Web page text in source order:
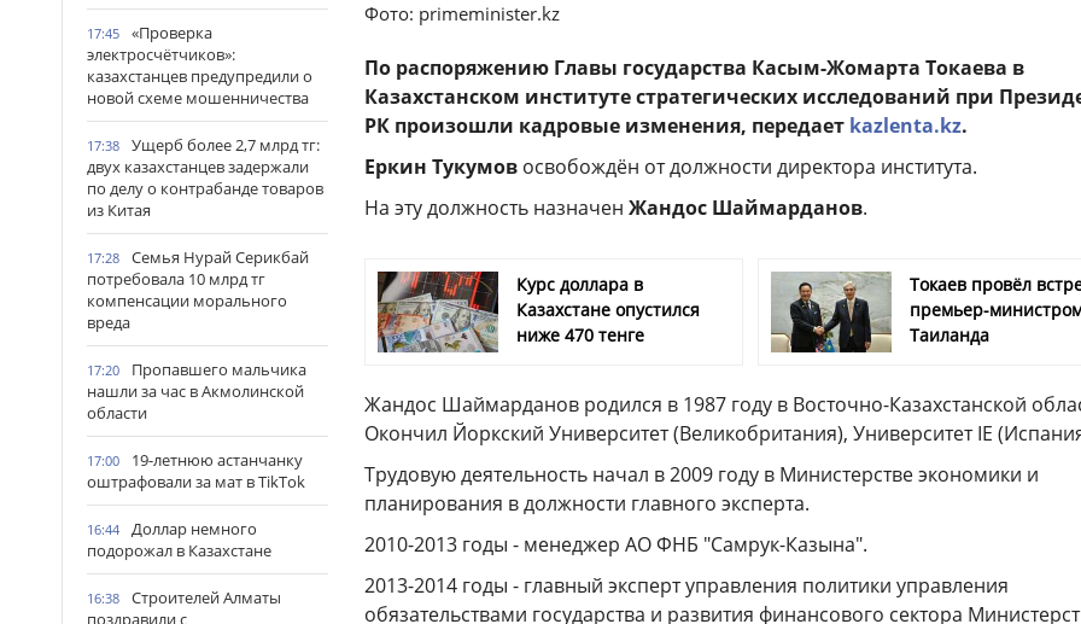
17:45
«Проверка
электросчётчиков»:
казахстанцев предупредили о
новой схеме мошенничества
17:38
Ущерб более 2,7 млрд тг:
двух казахстанцев задержали
по делу о контрабанде товаров
из Китая
17:28
Семья Нурай Серикбай
потребовала 10 млрд тг
компенсации морального
вреда
17:20
Пропавшего мальчика
нашли за час в Акмолинской
области
17:00
19-летнюю астанчанку
оштрафовали за мат в TikTok
16:44
Доллар немного
подорожал в Казахстане
16:38
Строителей Алматы
поздравили с
Фото: primeminister.kz
По распоряжению Главы государства Касым-Жомарта Токаева в
Казахстанском институте стратегических исследований при
РК произошли кадровые изменения, передает kazlenta.kz.
Еркин Тукумов освобождён от должности директора института.
На эту должность назначен Жандос Шаймарданов.
Курс доллара в
Казахстане опустился
ниже 470 тенге
Токаев провёл
премьер-
Таиланда
Жандос Шаймарданов родился в 1987 году в Восточно-Казахстанской
Окончил Йоркский Университет (Великобритания), Университет IE
Трудовую деятельность начал в 2009 году в Министерстве экономики и
планирования в должности главного эксперта.
2010-2013 годы - менеджер АО ФНБ "Самрук-Казына".
2013-2014 годы - главный эксперт управления политики управления
обязательствами государства и развития финансового сектора